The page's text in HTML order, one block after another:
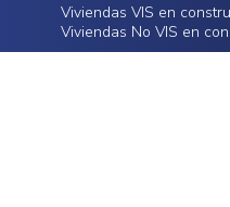
Funza
Bodegas - ALMAX
Malambo
Conoce nuestros
proyectos ejecutados
Viviendas VIS en
Viviendas No VIS en